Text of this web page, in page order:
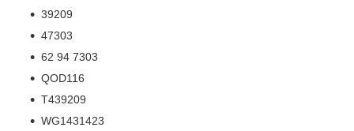
39209
47303
62 94 7303
QOD116
T439209
WG1431423